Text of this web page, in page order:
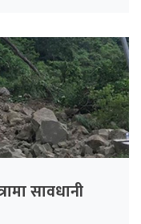
सावधानी